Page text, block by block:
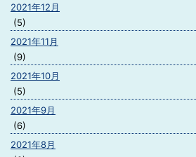
2021年12月
(5)
2021年11月
(9)
2021年10月
(5)
2021年9月
(6)
2021年8月